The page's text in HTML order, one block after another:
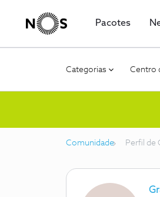
Pacotes
Categorias Centro
Comunidade Perfil de